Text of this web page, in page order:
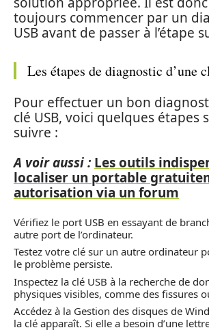
toujours commencer par un
USB avant de passer à l’étape
Les étapes de diagnostic d’une
Pour effectuer un bon
clé USB, voici quelques étapes
suivre :
A voir aussi : Les outils
localiser un portable
autorisation via un forum
Vérifiez le port USB en essayant de
autre port de l’ordinateur.
Testez votre clé sur un autre ordinateur
le problème persiste.
Inspectez la clé USB à la recherche de
physiques visibles, comme des fissures
Accédez à la Gestion des disques de
la clé apparaît. Si elle a besoin d’une